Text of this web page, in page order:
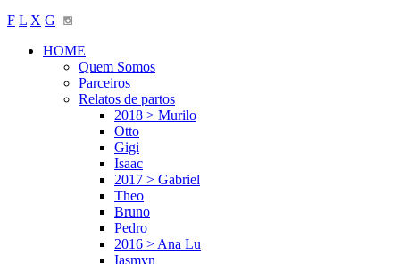
F L X G
HOME
Quem Somos
Parceiros
Relatos de partos
2018 > Murilo
Otto
Gigi
Isaac
2017 > Gabriel
Theo
Bruno
Pedro
2016 > Ana Lu
Iasmyn